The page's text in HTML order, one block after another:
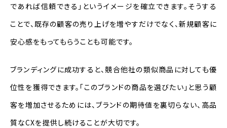
であれば信頼できる」というイメージを確立できます。そうする
ことで、既存の顧客の売り上げを増やすだけでなく、新規顧客に
安心感をもってもらうことも可能です。
ブランディングに成功すると、競合他社の類似商品に対しても優
位性を獲得できます。「このブランドの商品を選びたい」と思う顧
客を増加させるためには、ブランドの期待値を裏切らない、高品
質なCXを提供し続けることが大切です。